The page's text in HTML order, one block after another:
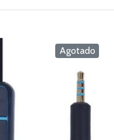
Agotado